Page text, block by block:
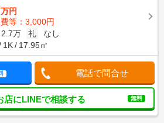
万円
等：3,000円
2.7万 礼
なし
1K 17.95㎡
電話で問合せ
店にLINEで相談する 無料